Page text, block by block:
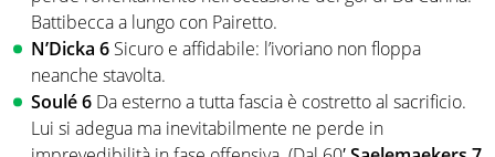
Battibecca a lungo con Pairetto.
N’Dicka 6 Sicuro e affidabile: l’ivoriano non floppa
neanche stavolta.
Soulé 6 Da esterno a tutta fascia è costretto al sacrificio.
Lui si adegua ma inevitabilmente ne perde in